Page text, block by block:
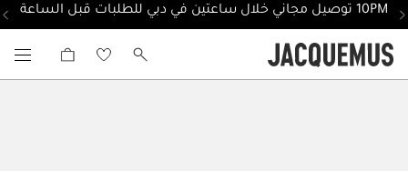
10PM توصيل مجاني خلال ساعتين في دبي للطلبات قبل الساعة